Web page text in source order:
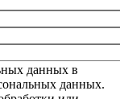
данных в
данных.